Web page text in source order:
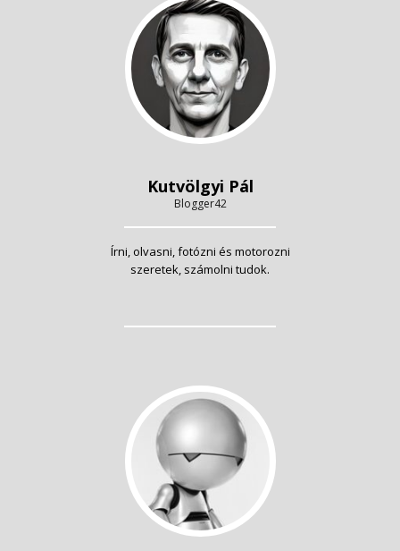
Kutvölgyi Pál
Blogger42
Írni, olvasni, fotózni és motorozni
szeretek, számolni tudok.